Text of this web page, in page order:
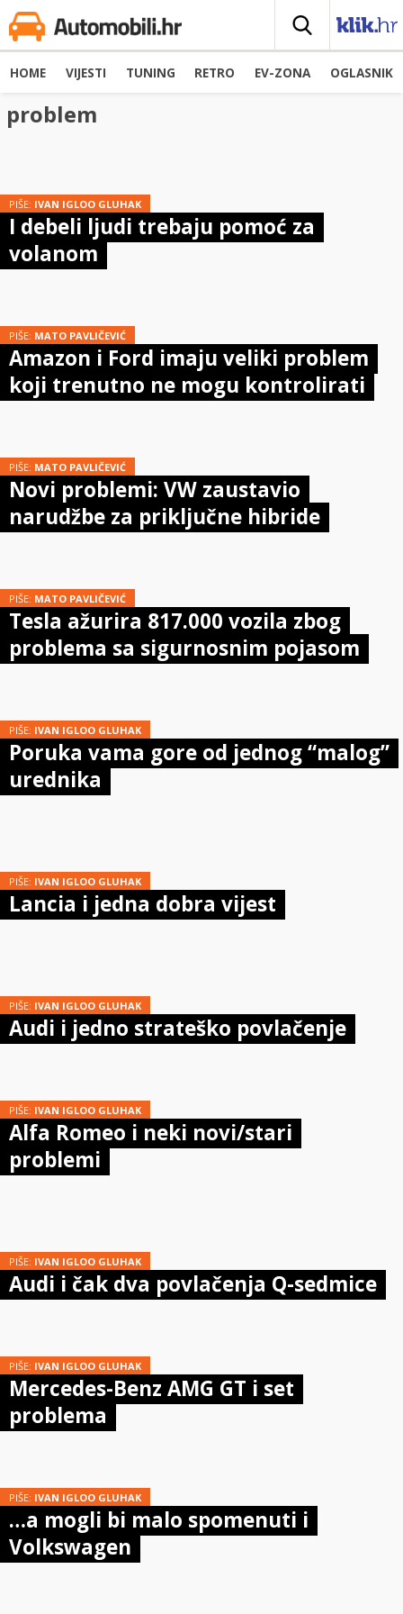
HOME VIJESTI TUNING RETRO EV-ZONA OGLASNIK
problem
PIŠE: IVAN IGLOO GLUHAK
I debeli ljudi trebaju pomoć za
volanom
PIŠE: MATO PAVLIČEVIĆ
Amazon i Ford imaju veliki problem
koji trenutno ne mogu kontrolirati
PIŠE: MATO PAVLIČEVIĆ
Novi problemi: VW zaustavio
narudžbe za priključne hibride
PIŠE: MATO PAVLIČEVIĆ
Tesla ažurira 817.000 vozila zbog
problema sa sigurnosnim pojasom
PIŠE: IVAN IGLOO GLUHAK
Poruka vama gore od jednog “malog”
urednika
PIŠE: IVAN IGLOO GLUHAK
Lancia i jedna dobra vijest
PIŠE: IVAN IGLOO GLUHAK
Audi i jedno strateško povlačenje
PIŠE: IVAN IGLOO GLUHAK
Alfa Romeo i neki novi/stari
problemi
PIŠE: IVAN IGLOO GLUHAK
Audi i čak dva povlačenja Q-sedmice
PIŠE: IVAN IGLOO GLUHAK
Mercedes-Benz AMG GT i set
problema
PIŠE: IVAN IGLOO GLUHAK
…a mogli bi malo spomenuti i
Volkswagen